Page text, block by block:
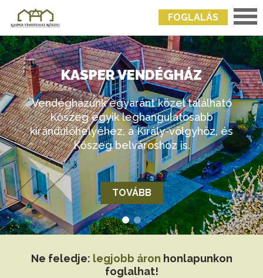
FOGLALÁS
KASPER VENDÉGHÁZ
Vendégházunk egyaránt közel található
Kőszeg egyik leghangulatosabb
kirándulóhelyéhez, a Király-völgyhöz, és
Kőszeg belvároshoz is.
TOVÁBB
Ne feledje: legjobb áron honlapunkon
foglalhat!